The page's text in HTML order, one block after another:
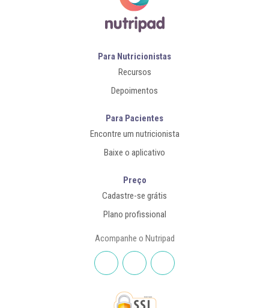
Para Nutricionistas
Recursos
Depoimentos
Para Pacientes
Encontre um nutricionista
Baixe o aplicativo
Preço
Cadastre-se grátis
Plano profissional
Acompanhe o Nutripad